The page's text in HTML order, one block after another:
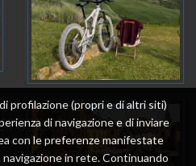
profilazione (propri e di altri siti)
di navigazione e di inviare
con le preferenze manifestate
in rete. Continuando